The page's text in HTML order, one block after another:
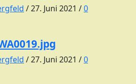
/27. Juni 2021 /0
/27. Juni 2021 /0